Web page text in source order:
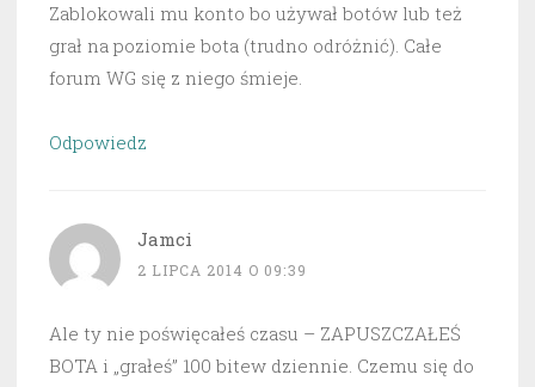
Zablokowali mu konto bo używał botów lub też
grał na poziomie bota (trudno odróżnić). Całe
forum WG się z niego śmieje.
Odpowiedz
Jamci
2 LIPCA 2014 O 09:39
Ale ty nie poświęcałeś czasu – ZAPUSZCZAŁEŚ
BOTA i „grałeś” 100 bitew dziennie. Czemu się do